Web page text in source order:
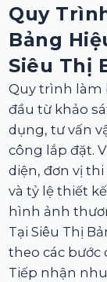
Quy
Bảng
Siêu Thị
Quy trình làm
đầu từ khảo
dụng, tư vấn
công lắp đặt.
diện, đơn vị
và tỷ lệ thiết
hình ảnh
Tại Siêu Thị
theo các bước
Tiếp nhận